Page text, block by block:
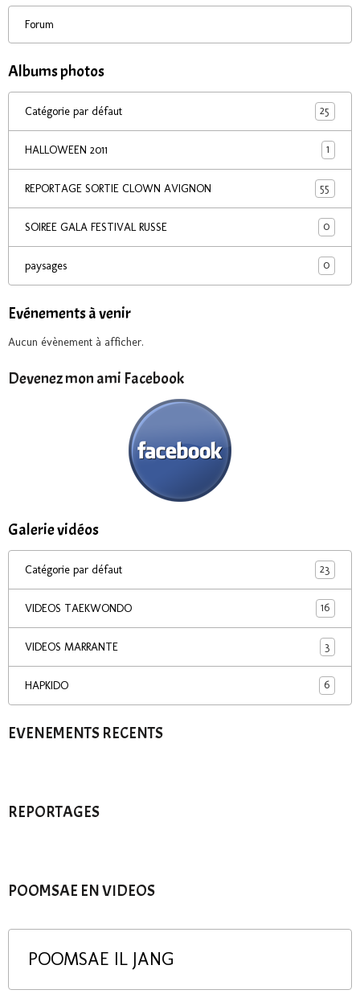
Forum
Albums photos
Catégorie par défaut 25
HALLOWEEN 2011 1
REPORTAGE SORTIE CLOWN AVIGNON 55
SOIREE GALA FESTIVAL RUSSE 0
paysages 0
Evénements à venir
Aucun évènement à afficher.
Devenez mon ami Facebook
Galerie vidéos
Catégorie par défaut 23
VIDEOS TAEKWONDO 16
VIDEOS MARRANTE 3
HAPKIDO 6
EVENEMENTS RECENTS
REPORTAGES
POOMSAE EN VIDEOS
POOMSAE IL JANG